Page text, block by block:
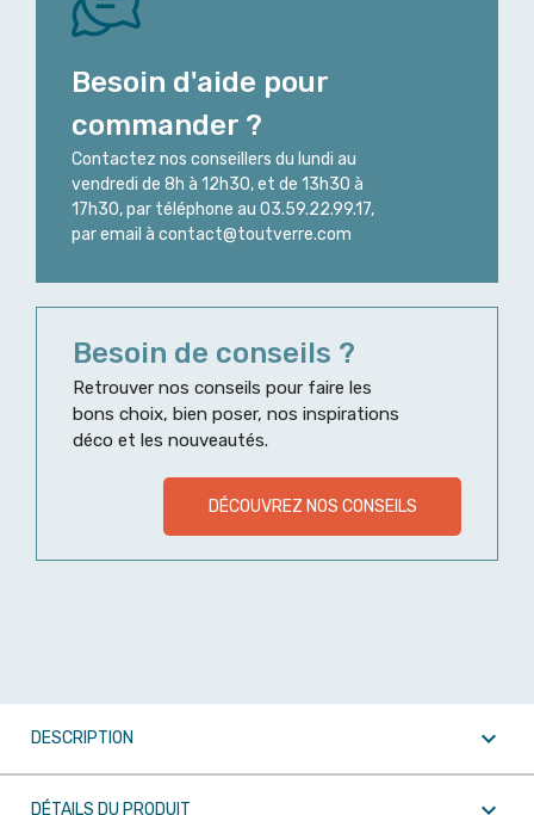
Besoin d'aide pour
commander ?
Contactez nos conseillers du lundi au
vendredi de 8h à 12h30, et de 13h30 à
17h30, par téléphone au 03.59.22.99.17,
par email à contact@toutverre.com
Besoin de conseils ?
Retrouver nos conseils pour faire les
bons choix, bien poser, nos inspirations
déco et les nouveautés.
DÉCOUVREZ NOS CONSEILS
DESCRIPTION 
DÉTAILS DU PRODUIT